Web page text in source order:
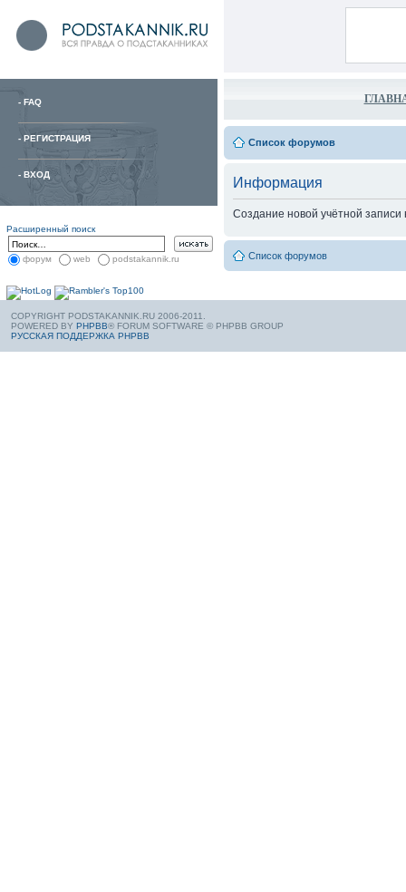
- FAQ
- РЕГИСТРАЦИЯ
- ВХОД
Расширенный поиск
форум web podstakannik.ru
Список форумов
Информация
Создание новой учётной
Список форумов
COPYRIGHT PODSTAKANNIK.RU 2006-2011.
POWERED BY PHPBB® FORUM SOFTWARE © PHPBB GROUP
РУССКАЯ ПОДДЕРЖКА PHPBB